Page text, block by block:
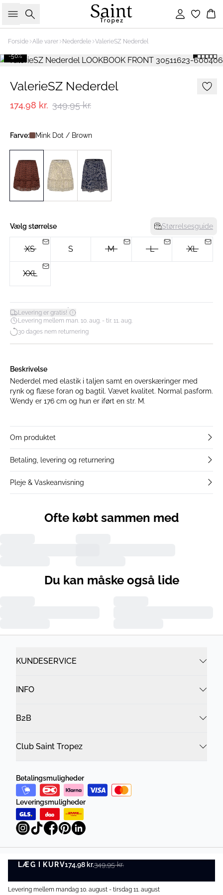
Søg Log ind
Forside Alle varer Nederdele ValerieSZ Nederdel
-50%
ValerieSZ Nederdel
174,98 kr. 349,95 kr.
Farve: Mink Dot / Brown
Vælg størrelse Størrelsesguide
XS S M L XL
XXL
Levering er gratis!*
Levering mellem man. 10. aug. - tir. 11. aug.
30 dages nem returnering
LÆG I KURV174,98 kr.349,95 kr.
LÆG I KURV
Levering mellem mandag 10. august - tirsdag 11. august
Beskrivelse
Nederdel med elastik i taljen samt en overskæringer med
rynk og flæse foran og bagtil. Vævet kvalitet. Normal pasform.
Wendy er 176 cm og hun er iført en str. M.
Om produktet
Betaling, levering og returnering
Pleje & Vaskeanvisning
Ofte købt sammen med
Du kan måske også lide
KUNDESERVICE
INFO
B2B
Club Saint Tropez
Betalingsmuligheder
Leveringsmuligheder
Privatlivspolitik Vilkår og betingelser
©DK Company Online A/S 2026